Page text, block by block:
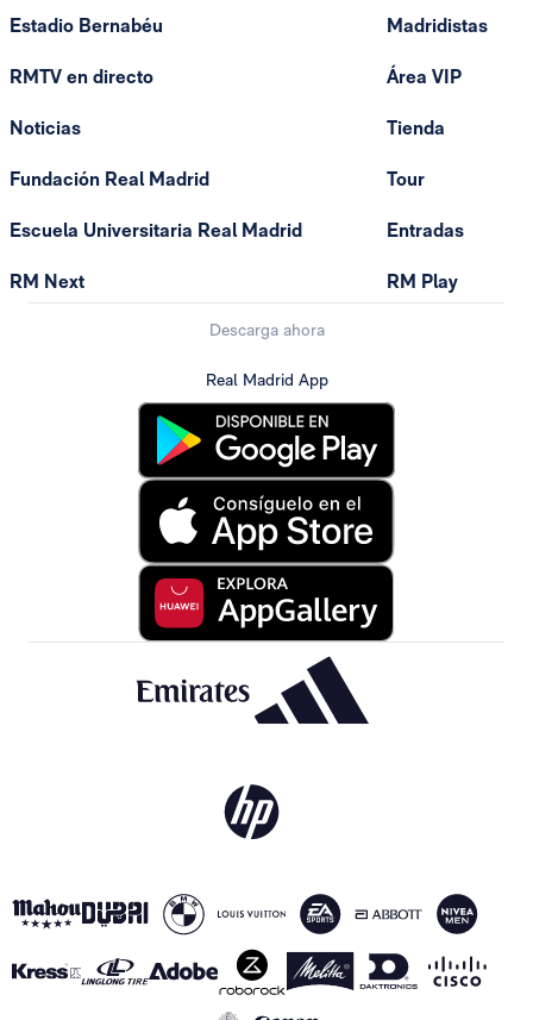
Estadio Bernabéu
RMTV en directo
Noticias
Fundación Real Madrid
Escuela Universitaria Real Madrid
RM Next
Madridistas
Área VIP
Tienda
Tour
Entradas
RM Play
Descarga ahora
Real Madrid App